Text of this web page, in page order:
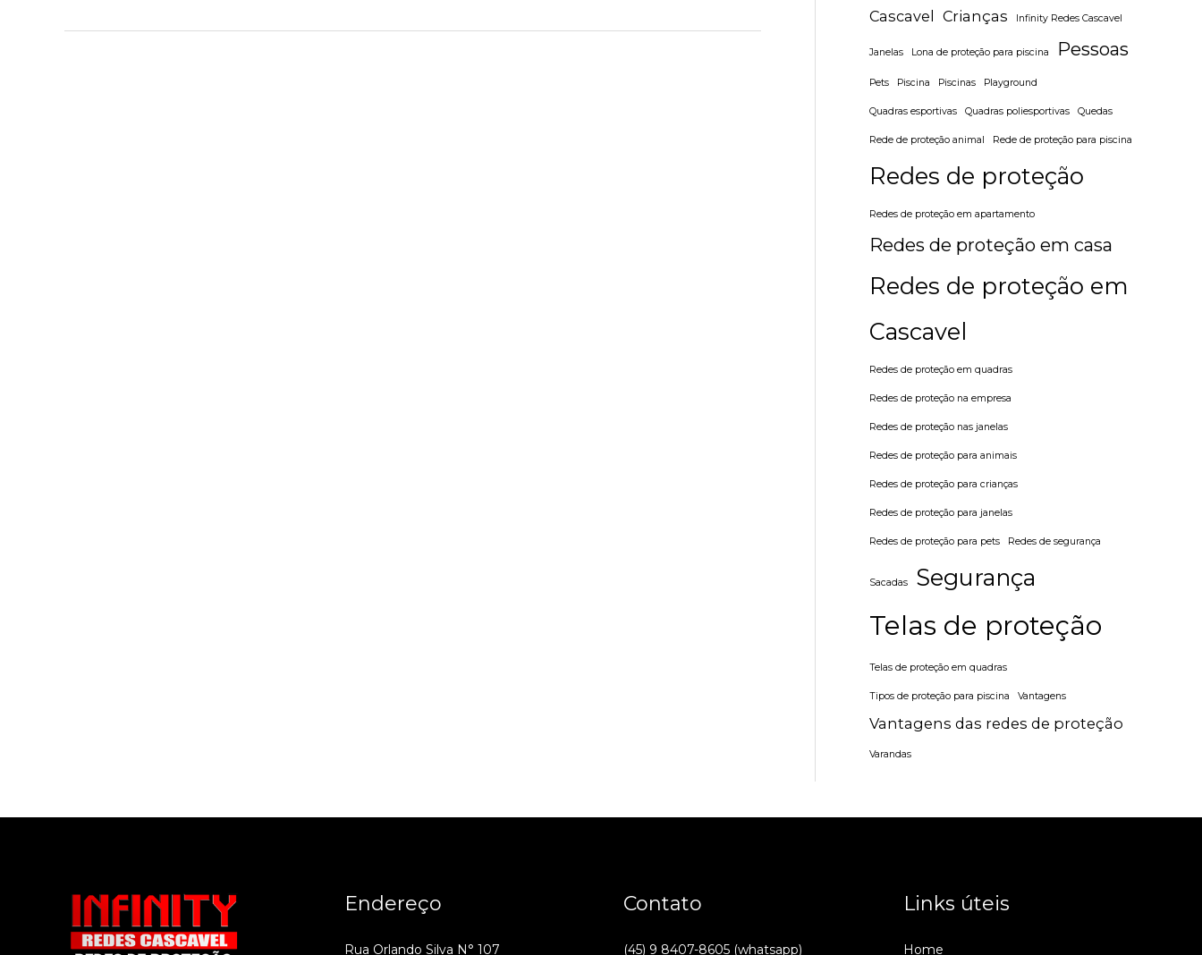
Cascavel Crianças Infinity Redes Cascavel
Janelas Lona de proteção para piscina Pessoas
Pets Piscina Piscinas Playground
Quadras esportivas Quadras poliesportivas Quedas
Rede de proteção animal Rede de proteção para piscina
Redes de proteção
Redes de proteção em apartamento
Redes de proteção em casa
Redes de proteção em
Cascavel
Redes de proteção em quadras
Redes de proteção na empresa
Redes de proteção nas janelas
Redes de proteção para animais
Redes de proteção para crianças
Redes de proteção para janelas
Redes de proteção para pets Redes de segurança
Sacadas Segurança
Telas de proteção
Telas de proteção em quadras
Tipos de proteção para piscina Vantagens
Vantagens das redes de proteção
Varandas
Endereço
Rua Orlando Silva N° 107
Contato
(45) 9 8407-8605 (whatsapp)
Links úteis
Home